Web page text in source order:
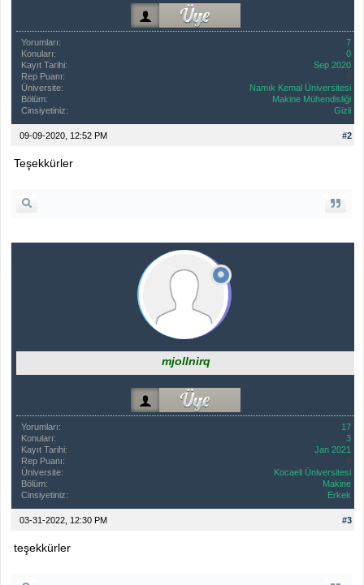
Yorumları:
7
Konuları:
0
Kayıt Tarihi:
Sep 2020
Rep Puanı:
Üniversite:
Namık Kemal Üniversitesi
Bölüm:
Makine Mühendisliği
Cinsiyetiniz:
Gizli
#2
09-09-2020, 12:52 PM
Teşekkürler
mjollnirq
Yorumları:
17
Konuları:
3
Kayıt Tarihi:
Jan 2021
Rep Puanı:
Üniversite:
Kocaeli Üniversitesi
Bölüm:
Makine
Cinsiyetiniz:
Erkek
#3
03-31-2022, 12:30 PM
teşekkürler